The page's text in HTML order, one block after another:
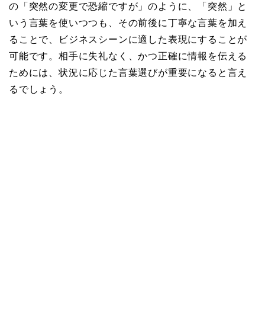
の「突然の変更で恐縮ですが」のように、「突然」と
いう言葉を使いつつも、その前後に丁寧な言葉を加え
ることで、ビジネスシーンに適した表現にすることが
可能です。相手に失礼なく、かつ正確に情報を伝える
ためには、状況に応じた言葉選びが重要になると言え
るでしょう。